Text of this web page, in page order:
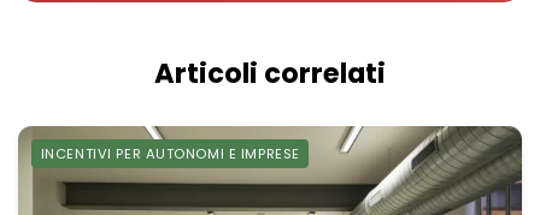
Articoli correlati
INCENTIVI PER AUTONOMI E IMPRESE